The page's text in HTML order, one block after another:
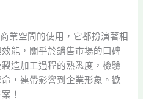
業空間的使用，它都扮演著相
能，關乎於銷售市場的口碑
造加工過程的熟悉度，檢驗
，連帶影響到企業形象。歡
！